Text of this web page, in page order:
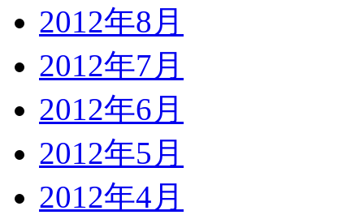
2012年8月
2012年7月
2012年6月
2012年5月
2012年4月